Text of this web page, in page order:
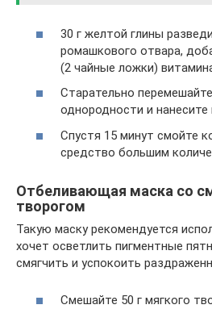
30 г желтой глины
ромашкового отвара,
(2 чайные ложки)
Старательно
однородности и нанесите
Спустя 15 минут смойте
средство большим
Отбеливающая маска со
творогом
Такую маску рекомендуется
хочет осветлить пигментные
смягчить и успокоить
Смешайте 50 г мягкого